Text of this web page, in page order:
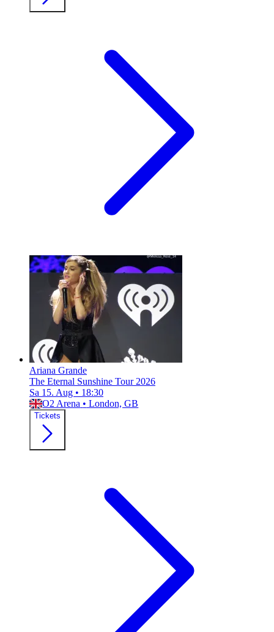
Ariana Grande
The Eternal Sunshine Tour 2026
Sa 15. Aug • 18:30
O2 Arena • London, GB
Tickets